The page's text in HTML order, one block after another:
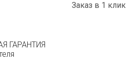
Заказ в 1 клик
ГАРАНТИЯ